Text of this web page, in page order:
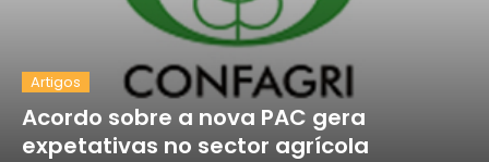
Artigos
Acordo sobre a nova PAC gera
expetativas no sector agrícola